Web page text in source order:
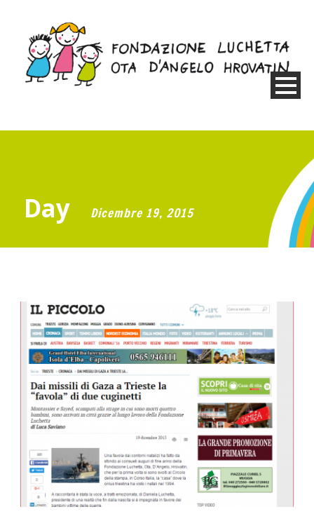
Day Dicembre 19, 2015